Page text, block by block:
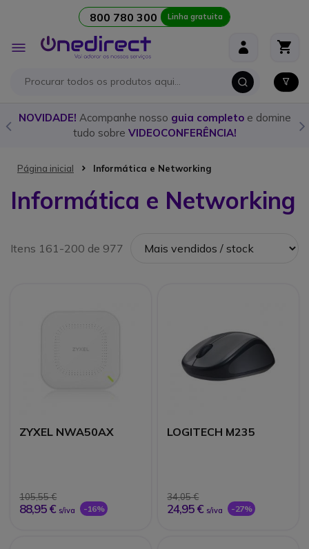
800 780 300 Linha gratuita
Alternar
Nav
NOVIDADE! Acompanhe nosso guia completoe domine
tudo sobre VIDEOCONFERÊNCIA!
Página inicial Informática e Networking
Informática e Networking
Itens 161-200 de 977
ZYXEL NWA50AX
105,55 €
88,95 € s/iva -16%
LOGITECH M235
34,05 €
24,95 € s/iva -27%